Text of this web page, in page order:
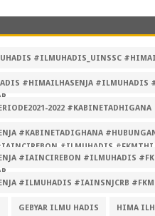
#ILMUHADIS_UINSSC
#HIMAILHASENJA #ILMUHADIS
2022 #KABINETADHIGANA
#KABINETADIGHANA
#ILMUHADIS #FKMTHI
#IAINCIREBON #ILMUHADIS
#ILMUHADIS #IAINSNJCRB
GEBYAR ILMU HADIS HIMA